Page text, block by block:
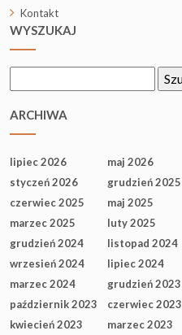
Kontakt
WYSZUKAJ
ARCHIWA
lipiec 2026 maj 2026
styczeń 2026
grudzień 2025
czerwiec 2025
maj 2025
marzec 2025
luty 2025
grudzień 2024
listopad 2024
wrzesień 2024
lipiec 2024
marzec 2024
grudzień 2023
październik 2023
czerwiec 2023
kwiecień 2023
marzec 2023